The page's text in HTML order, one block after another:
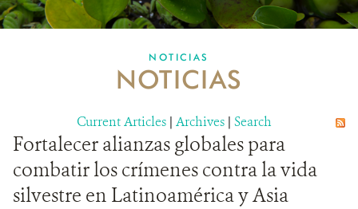
MECANISMO DE ATENCIÓN DE QUEJAS Y RECLAMOS
DONA
NOTICIAS
NOTICIAS
Current Articles | Archives | Search
Fortalecer alianzas globales para
combatir los crímenes contra la vida
silvestre en Latinoamérica y Asia